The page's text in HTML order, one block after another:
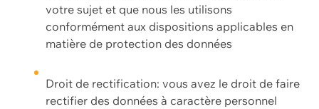
votre sujet et que nous les utilisons
conformément aux dispositions applicables en
matière de protection des données
Droit de rectification: vous avez le droit de faire
rectifier des données à caractère personnel